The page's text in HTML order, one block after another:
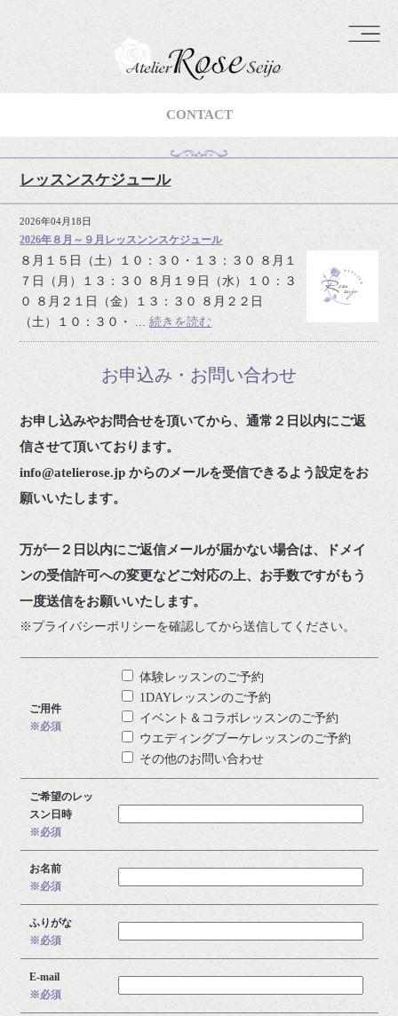
CONTACT
レッスンスケジュール
2026年04月18日
2026年８月～９月レッスンンスケジュール
８月１５日（土）１０：３０・１３：３０ ８月１
７日（月）１３：３０ ８月１９日（水）１０：３
０ ８月２１日（金）１３：３０ ８月２２日
（土）１０：３０・ ...続きを読む
お申込み・お問い合わせ
お申し込みやお問合せを頂いてから、通常２日以内にご返
信させて頂いております。
info@atelierose.jp からのメールを受信できるよう設定をお
願いいたします。
万が一２日以内にご返信メールが届かない場合は、
ドメイ
ンの受信許可への変更などご対応の上、お手数ですがもう
一度送信をお願いいたします。
※プライバシーポリシーを確認してから送信してください。
ご用件
※必須
体験レッスンのご予約
1DAYレッスンのご予約
イベント＆コラボレッスンのご予約
ウエディングブーケレッスンのご予約
その他のお問い合わせ
ご希望のレッ
スン日時
※必須
お名前
※必須
ふりがな
※必須
E-mail
※必須